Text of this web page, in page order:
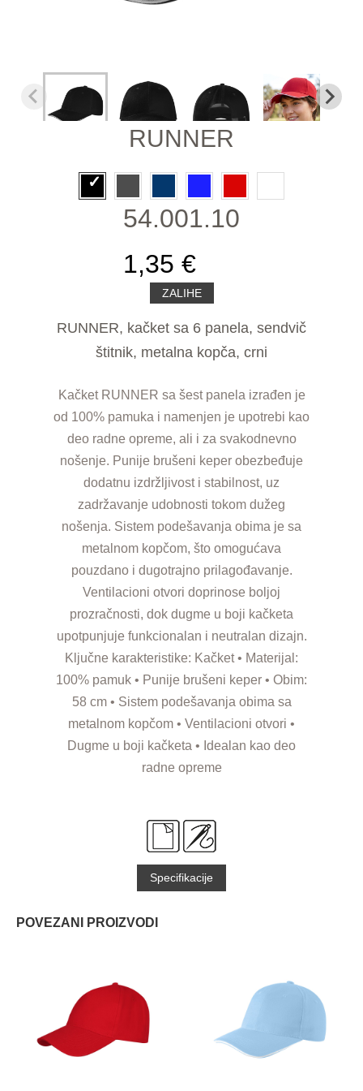
RUNNER
54.001.10
1,35 €
ZALIHE
RUNNER, kačket sa 6 panela, sendvič
štitnik, metalna kopča, crni
Kačket RUNNER sa šest panela izrađen je
od 100% pamuka i namenjen je upotrebi kao
deo radne opreme, ali i za svakodnevno
nošenje. Punije brušeni keper obezbeđuje
dodatnu izdržljivost i stabilnost, uz
zadržavanje udobnosti tokom dužeg
nošenja. Sistem podešavanja obima je sa
metalnom kopčom, što omogućava
pouzdano i dugotrajno prilagođavanje.
Ventilacioni otvori doprinose boljoj
prozračnosti, dok dugme u boji kačketa
upotpunjuje funkcionalan i neutralan dizajn.
Ključne karakteristike: Kačket • Materijal:
100% pamuk • Punije brušeni keper • Obim:
58 cm • Sistem podešavanja obima sa
metalnom kopčom • Ventilacioni otvori •
Dugme u boji kačketa • Idealan kao deo
radne opreme
Specifikacije
POVEZANI PROIZVODI